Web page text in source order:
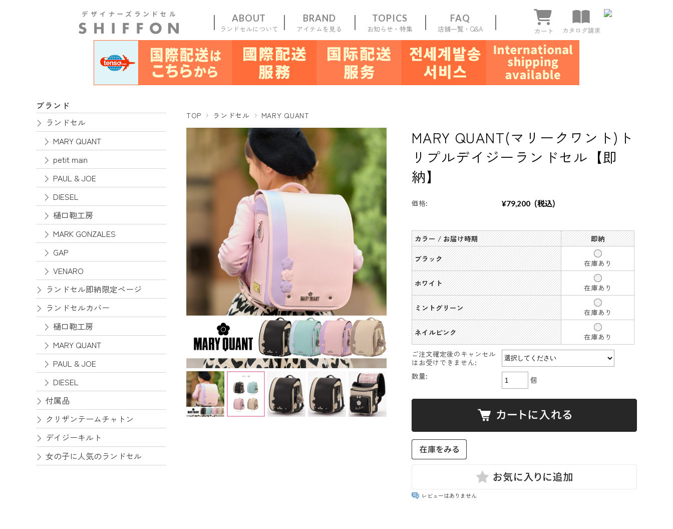
ABOUT
ランドセルについて
BRAND
アイテムを見る
TOPICS
お知らせ・特集
FAQ
店舗一覧・Q&A
商品一覧 新規会員 お気に入り マイページ
TOP ランドセル MARY QUANT
MARY QUANT(マリークワント)ト
リプルデイジーランドセル【即
納】
価格: ¥79,200 (税込)
カラー / お届け時期
即納
ブラック
在庫あり
ホワイト
在庫あり
ミントグリーン
在庫あり
ネイルピンク
在庫あり
ご注文確定後のキャンセル
はお受けできません:
数量:
個
レビューはありません
ブランド
ランドセル
MARY QUANT
petit main
PAUL & JOE
DIESEL
樋口鞄工房
MARK GONZALES
GAP
VENARO
ランドセル即納限定ページ
ランドセルカバー
樋口鞄工房
MARY QUANT
PAUL & JOE
DIESEL
付属品
クリザンテームチャトン
デイジーキルト
女の子に人気のランドセル